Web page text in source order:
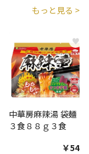
もっと見る >
♥
中華房麻辣湯 袋麺
３食８８ｇ３食
￥548